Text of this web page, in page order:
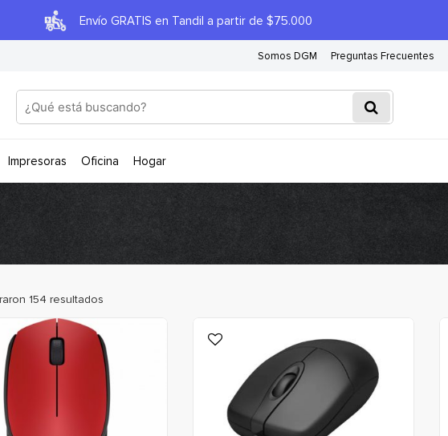
Envío GRATIS en Tandil a partir de $75.000
Somos DGM Preguntas Frecuentes
impresoras oficina hogar
154 resultados